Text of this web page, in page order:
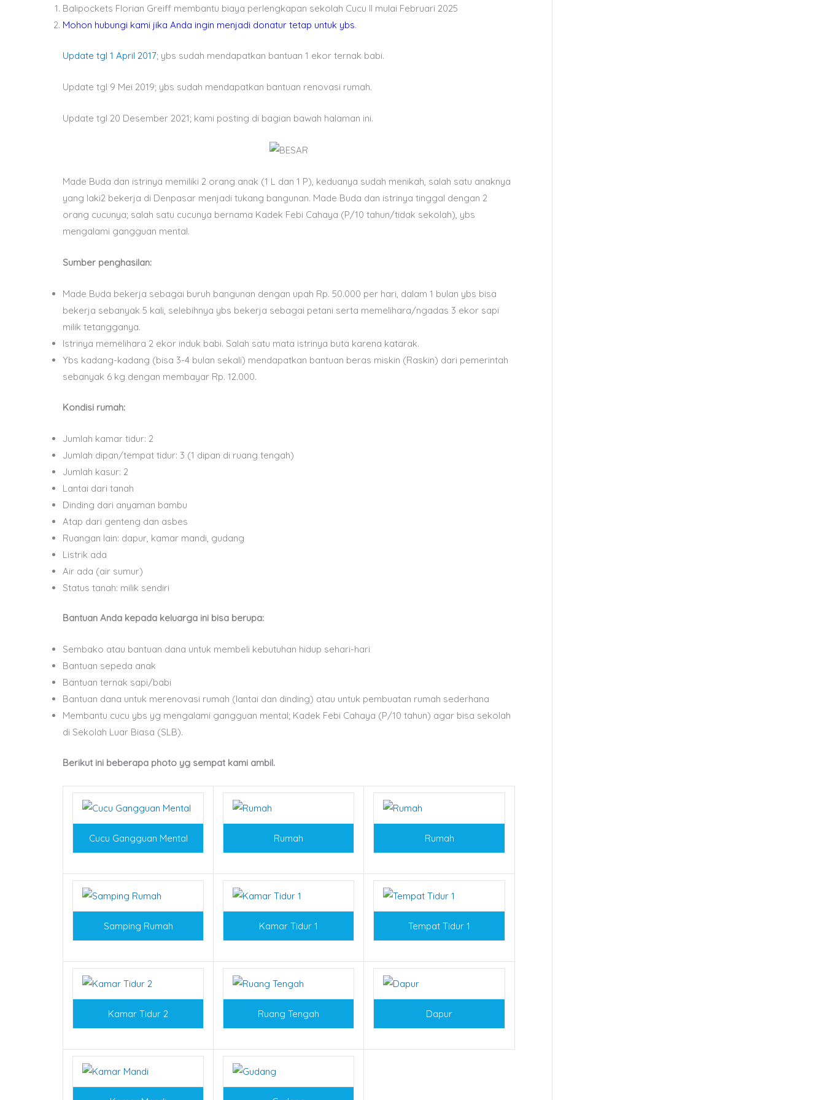
Balipockets Florian Greiff membantu biaya perlengkapan sekolah Cucu II mulai Februari 2025
Mohon hubungi kami jika Anda ingin menjadi donatur tetap untuk ybs.
Update tgl 1 April 2017; ybs sudah mendapatkan bantuan 1 ekor ternak babi.
Update tgl 9 Mei 2019; ybs sudah mendapatkan bantuan renovasi rumah.
Update tgl 20 Desember 2021; kami posting di bagian bawah halaman ini.
Made Buda dan istrinya memiliki 2 orang anak (1 L dan 1 P), keduanya sudah menikah, salah satu anaknya
yang laki2 bekerja di Denpasar menjadi tukang bangunan. Made Buda dan istrinya tinggal dengan 2
orang cucunya; salah satu cucunya bernama Kadek Febi Cahaya (P/10 tahun/tidak sekolah), ybs
mengalami gangguan mental.
Sumber penghasilan:
Made Buda bekerja sebagai buruh bangunan dengan upah Rp. 50.000 per hari, dalam 1 bulan ybs bisa
bekerja sebanyak 5 kali, selebihnya ybs bekerja sebagai petani serta memelihara/ngadas 3 ekor sapi
milik tetangganya.
Istrinya memelihara 2 ekor induk babi. Salah satu mata istrinya buta karena katarak.
Ybs kadang-kadang (bisa 3-4 bulan sekali) mendapatkan bantuan beras miskin (Raskin) dari pemerintah
sebanyak 6 kg dengan membayar Rp. 12.000.
Kondisi rumah:
Jumlah kamar tidur: 2
Jumlah dipan/tempat tidur: 3 (1 dipan di ruang tengah)
Jumlah kasur: 2
Lantai dari tanah
Dinding dari anyaman bambu
Atap dari genteng dan asbes
Ruangan lain: dapur, kamar mandi, gudang
Listrik ada
Air ada (air sumur)
Status tanah: milik sendiri
Bantuan Anda kepada keluarga ini bisa berupa:
Sembako atau bantuan dana untuk membeli kebutuhan hidup sehari-hari
Bantuan sepeda anak
Bantuan ternak sapi/babi
Bantuan dana untuk merenovasi rumah (lantai dan dinding) atau untuk pembuatan rumah sederhana
Membantu cucu ybs yg mengalami gangguan mental; Kadek Febi Cahaya (P/10 tahun) agar bisa sekolah
di Sekolah Luar Biasa (SLB).
Berikut ini beberapa photo yg sempat kami ambil.
Cucu Gangguan Mental Rumah Rumah
Samping Rumah Kamar Tidur 1 Tempat Tidur 1
Kamar Tidur 2 Ruang Tengah Dapur